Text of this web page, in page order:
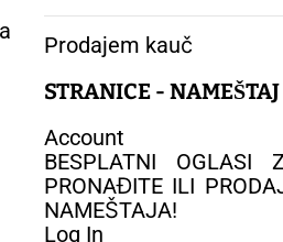
Prodajem kauč
STRANICE - NAMEŠTAJ
Account
BESPLATNI OGLASI
PRONAĐITE ILI
NAMEŠTAJA!
Log In